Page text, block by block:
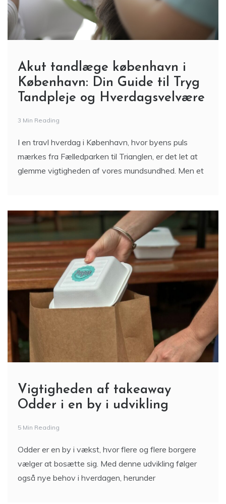
Akut tandlæge københavn i
København: Din Guide til Tryg
Tandpleje og Hverdagsvelvære
3 Min Reading
I en travl hverdag i København, hvor byens puls
mærkes fra Fælledparken til Trianglen, er det let at
Vigtigheden af takeaway
Odder i en by i udvikling
5 Min Reading
Odder er en by i vækst, hvor flere og flere borgere
vælger at bosætte sig. Med denne udvikling følger